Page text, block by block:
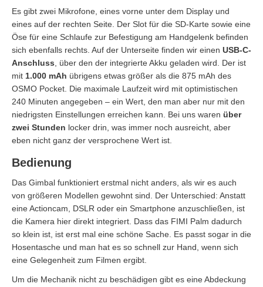
Es gibt zwei Mikrofone, eines vorne unter dem Display und
eines auf der rechten Seite. Der Slot für die SD-Karte sowie eine
Öse für eine Schlaufe zur Befestigung am Handgelenk befinden
sich ebenfalls rechts. Auf der Unterseite finden wir einen USB-C-
Anschluss , über den der integrierte Akku geladen wird. Der ist
mit 1.000 mAh übrigens etwas größer als die 875 mAh des
OSMO Pocket. Die maximale Laufzeit wird mit optimistischen
240 Minuten angegeben – ein Wert, den man aber nur mit den
niedrigsten Einstellungen erreichen kann. Bei uns waren über
zwei Stunden locker drin, was immer noch ausreicht, aber
eben nicht ganz der versprochene Wert ist.
Bedienung
Das Gimbal funktioniert erstmal nicht anders, als wir es auch
von größeren Modellen gewohnt sind. Der Unterschied: Anstatt
eine Actioncam, DSLR oder ein Smartphone anzuschließen, ist
die Kamera hier direkt integriert. Dass das FIMI Palm dadurch
so klein ist, ist erst mal eine schöne Sache. Es passt sogar in die
Hosentasche und man hat es so schnell zur Hand, wenn sich
eine Gelegenheit zum Filmen ergibt.
Um die Mechanik nicht zu beschädigen gibt es eine Abdeckung